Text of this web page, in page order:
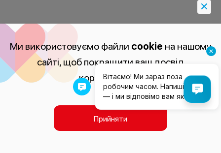
Ми використовуємо файли cookie на нашому
сайті, щоб покращити ваш досвід
користування.
Прийняти